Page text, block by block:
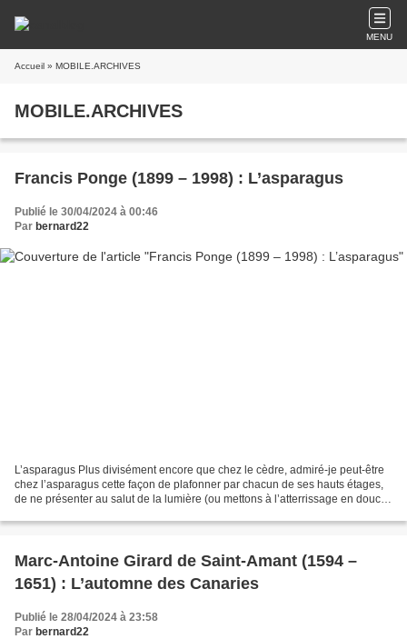
MENU
Accueil » MOBILE.ARCHIVES
MOBILE.ARCHIVES
Francis Ponge (1899 – 1998) : L’asparagus
Publié le 30/04/2024 à 00:46
Par bernard22
L’asparagus Plus divisément encore que chez le cèdre, admiré-je peut-être
chez l’asparagus cette façon de plafonner par chacun de ses hauts étages,
de ne présenter au salut de la lumière (ou mettons à l’atterrissage en douce
Marc-Antoine Girard de Saint-Amant (1594 –
1651) : L’automne des Canaries
Publié le 28/04/2024 à 23:58
Par bernard22